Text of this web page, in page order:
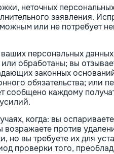
неточных
заявления.
или не потребует
персональных
обработаны; вы
законных
обязательства; или
сообщено каждому
когда: вы
против
но вы требуете их для
проверки того,